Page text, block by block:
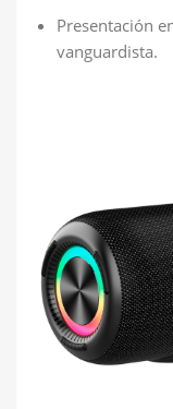
Presentación
vanguardista.